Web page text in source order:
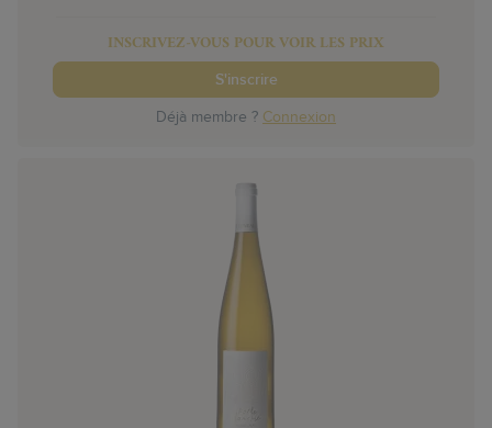
INSCRIVEZ-VOUS POUR VOIR LES PRIX
S'inscrire
Déjà membre ? Connexion